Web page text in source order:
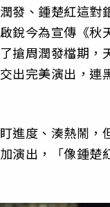
發、鍾楚紅這對
銳今為宣傳《秋
搶周潤發檔期，
出完美演出，連
進度、湊熱鬧，
演出，「像鍾楚